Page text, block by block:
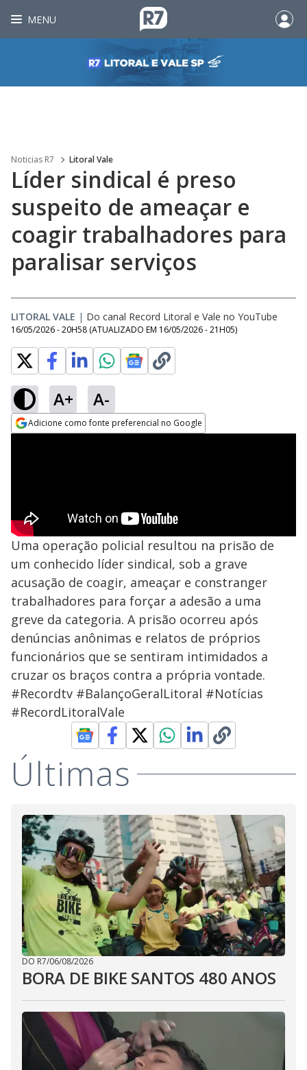
MENU
Noticias R7 Litoral Vale
Líder sindical é preso
suspeito de ameaçar e
coagir trabalhadores para
paralisar serviços
LITORAL VALE | Do canal Record Litoral e Vale no YouTube
16/05/2026 - 20H58 (ATUALIZADO EM 16/05/2026 - 21H05)
A+ A-
Adicione como fonte preferencial no Google
Uma operação policial resultou na prisão de
um conhecido líder sindical, sob a grave
acusação de coagir, ameaçar e constranger
trabalhadores para forçar a adesão a uma
greve da categoria. A prisão ocorreu após
denúncias anônimas e relatos de próprios
funcionários que se sentiram intimidados a
cruzar os braços contra a própria vontade.
#Recordtv #BalançoGeralLitoral #Notícias
#RecordLitoralVale
Últimas
DO R7/06/08/2026
BORA DE BIKE SANTOS 480 ANOS